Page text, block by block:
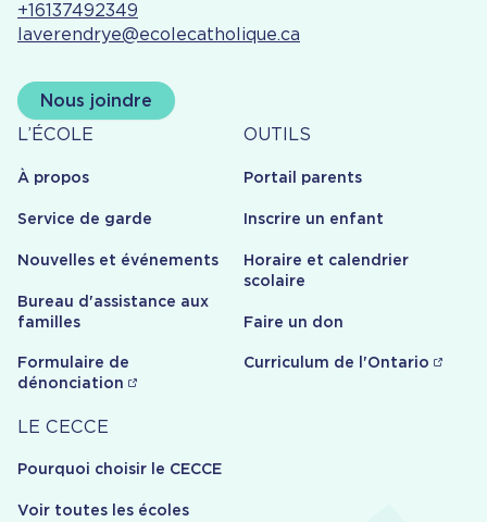
+16137492349
laverendrye@ecolecatholique.ca
Nous joindre
À
propos
L’ÉCOLE
À propos
Service de garde
Nouvelles et événements
Bureau d'assistance aux
familles
Formulaire de
dénonciation
Outils
OUTILS
Portail parents
Inscrire un enfant
Horaire et calendrier
scolaire
Faire un don
Curriculum de l'Ontario
Carrière
LE CECCE
Pourquoi choisir le CECCE
Voir toutes les écoles